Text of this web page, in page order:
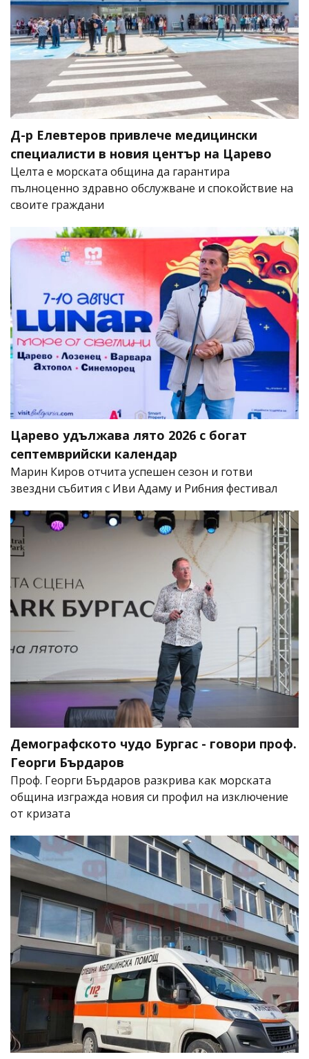
Д-р Елевтеров привлече медицински
специалисти в новия център на Царево
Целта е морската община да гарантира
пълноценно здравно обслужване и спокойствие на
своите граждани
Царево удължава лято 2026 с богат
септемврийски календар
Марин Киров отчита успешен сезон и готви
звездни събития с Иви Адаму и Рибния фестивал
Демографското чудо Бургас - говори проф.
Георги Бърдаров
Проф. Георги Бърдаров разкрива как морската
община изгражда новия си профил на изключение
от кризата